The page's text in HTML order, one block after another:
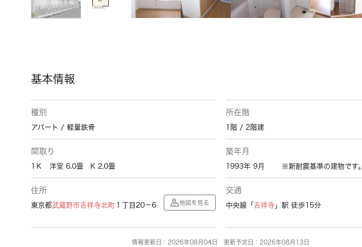
基本情報
種別
アパート / 軽量鉄骨
所在階
1階 / 2階建
間取り
1Ｋ 洋室 6.0畳 K 2.0畳
築年月
1993年 9月 ※新耐震基準の建物です。
住所
東京都武蔵野市吉祥寺北町 １丁目20－6 地図を見る
交通
中央線「 吉祥寺 」駅 徒歩15分
情報更新日：2026年08月04日 更新予定日：2026年08月13日